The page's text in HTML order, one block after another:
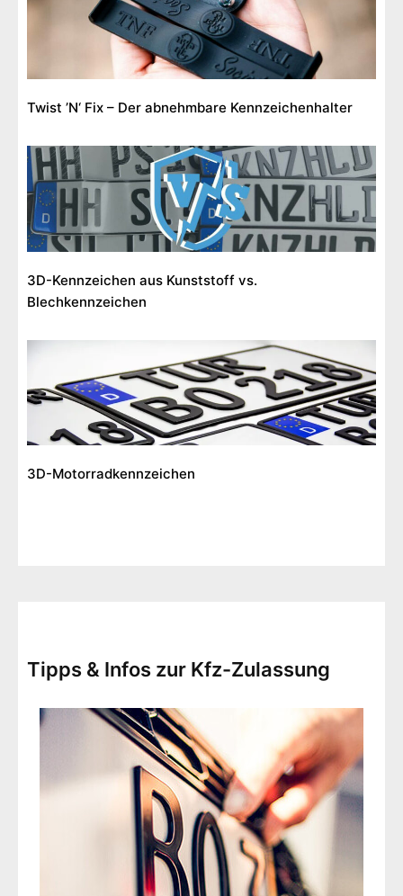
Twist ’N‘ Fix – Der abnehmbare Kennzeichenhalter
3D-Kennzeichen aus Kunststoff vs.
Blechkennzeichen
3D-Motorradkennzeichen
Tipps & Infos zur Kfz-Zulassung